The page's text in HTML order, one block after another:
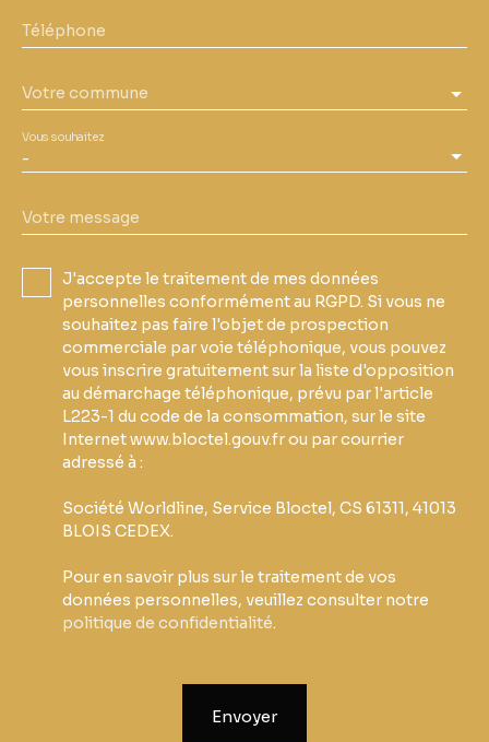
Téléphone
Votre commune
-
Vous souhaitez
Votre message
J'accepte le traitement de mes données
personnelles conformément au RGPD. Si vous ne
souhaitez pas faire l'objet de prospection
commerciale par voie téléphonique, vous pouvez
vous inscrire gratuitement sur la liste d'opposition
au démarchage téléphonique, prévu par l'article
L223-1 du code de la consommation, sur le site
Internet www.bloctel.gouv.fr ou par courrier
adressé à :
Société Worldline, Service Bloctel, CS 61311, 41013
BLOIS CEDEX.
Pour en savoir plus sur le traitement de vos
données personnelles, veuillez consulter notre
politique de confidentialité.
Envoyer